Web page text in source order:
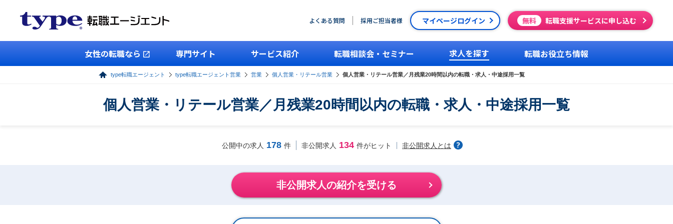
よくある質問 採用ご担当者様 マイページログイン 無料 転職支援サービスに申し込む
女性の転職なら 専門サイト サービス紹介 転職相談会・セミナー 求人を探す 転職お役立ち情報
type転職エージェント type転職エージェント営業 営業 個人営業・リテール営業 個人営業・リテール営業／月残業20時間以内の転職・求人・中途採用一覧
個人営業・リテール営業／月残業20時間以内の転職・求人・中途採用一覧
公開中の求人 178 件 非公開求人 134 件がヒット 非公開求人とは
非公開求人の紹介を受ける